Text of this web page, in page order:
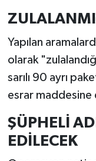
Yapılan
olarak
sarılı 90 ayrı
esrar maddesine
ŞÜPHELİ
EDİLECEK